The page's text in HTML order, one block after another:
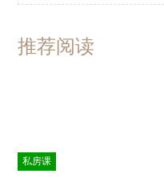
推荐阅读
私房课